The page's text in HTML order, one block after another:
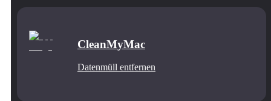
CleanMyMac
Datenmüll entfernen